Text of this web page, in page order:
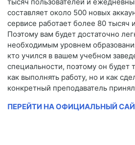
составляет около 500 новых
сервисе работает более 80 тысяч
Поэтому вам будет достаточно
необходимым уровнем
кто учился в вашем учебном
специальности, поэтому он будет
как выполнять работу, но и как
конкретный преподаватель
ПЕРЕЙТИ НА ОФИЦИАЛЬНЫЙ